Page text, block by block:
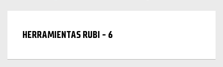
IDEAS Y PROYECTOS
HERRAMIENTAS RUBI - 6